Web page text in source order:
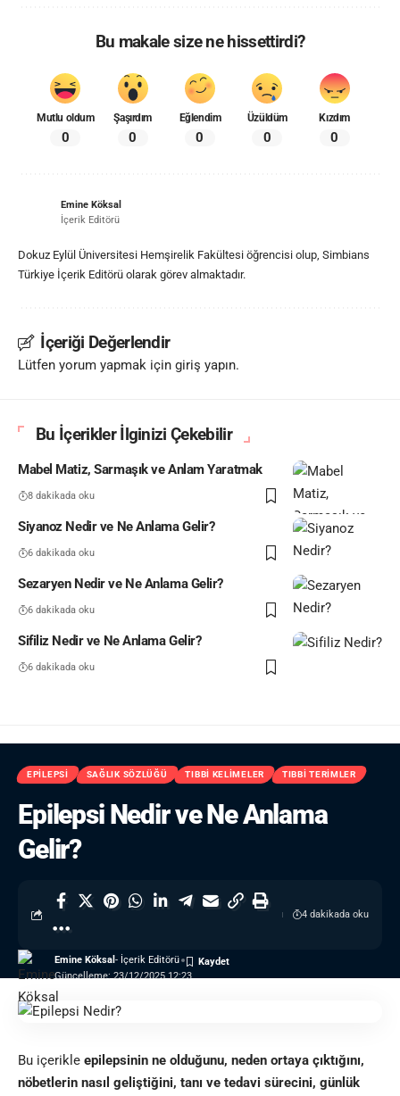
Bu makale size ne hissettirdi?
Mutlu oldum
0
Şaşırdım
0
Eğlendim
0
Üzüldüm
0
Kızdım
0
Emine Köksal
İçerik Editörü
Dokuz Eylül Üniversitesi Hemşirelik Fakültesi öğrencisi olup, Simbians
Türkiye İçerik Editörü olarak görev almaktadır.
İçeriği Değerlendir
Lütfen yorum yapmak için giriş yapın.
Bu İçerikler İlginizi Çekebilir
Mabel Matiz, Sarmaşık ve Anlam Yaratmak
8 dakikada oku
Siyanoz Nedir ve Ne Anlama Gelir?
6 dakikada oku
Sezaryen Nedir ve Ne Anlama Gelir?
6 dakikada oku
Sifiliz Nedir ve Ne Anlama Gelir?
6 dakikada oku
EPILEPSI SAĞLIK SÖZLÜĞÜ TIBBI KELIMELER TIBBI TERIMLER
Epilepsi Nedir ve Ne Anlama
Gelir?
Güncelleme: 23/12/2025 12:23
Emine Köksal - İçerik Editörü
4 dakikada oku
Bu içerikle epilepsinin ne olduğunu, neden ortaya çıktığını,
nöbetlerin nasıl geliştiğini, tanı ve tedavi sürecini, günlük